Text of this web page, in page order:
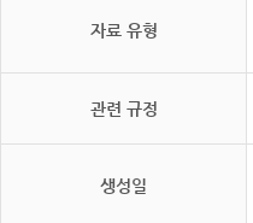
자료 유형
관련 규정
생성일